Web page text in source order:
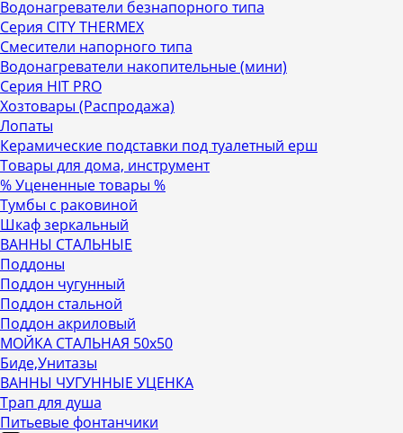
Водонагреватели безнапорного типа
Серия CITY THERMEX
Смесители напорного типа
Водонагреватели накопительные (мини)
Серия HIT PRO
Хозтовары (Распродажа)
Лопаты
Керамические подставки под туалетный ерш
Товары для дома, инструмент
% Уцененные товары %
Тумбы с раковиной
Шкаф зеркальный
ВАННЫ СТАЛЬНЫЕ
Поддоны
Поддон чугунный
Поддон стальной
Поддон акриловый
МОЙКА СТАЛЬНАЯ 50х50
Биде,Унитазы
ВАННЫ ЧУГУННЫЕ УЦЕНКА
Трап для душа
Питьевые фонтанчики